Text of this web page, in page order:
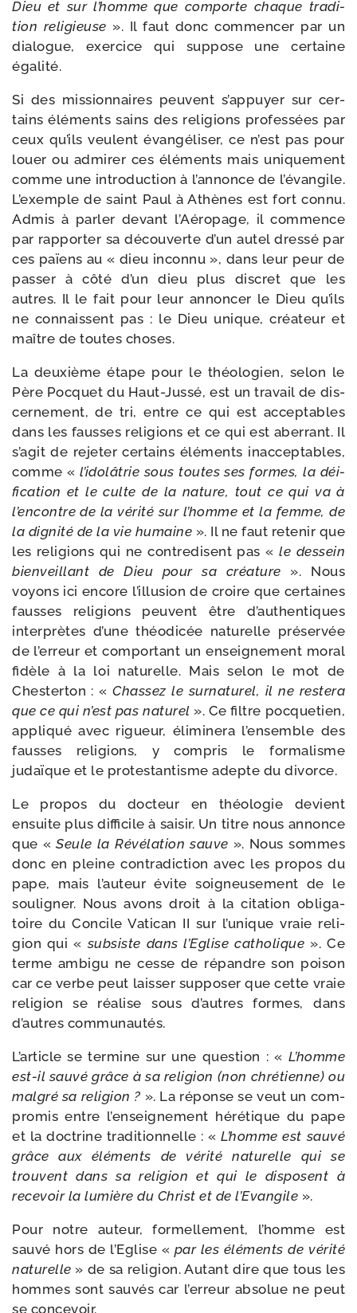
Dieu et sur l’homme que com­porte chaque tra­di­
tion reli­gieuse ». Il faut donc com­men­cer par un
dia­logue, exer­cice qui sup­pose une cer­taine
égalité.
Si des mis­sion­naires peuvent s’appuyer sur cer­
tains élé­ments sains des reli­gions pro­fes­sées par
ceux qu’ils veulent évan­gé­li­ser, ce n’est pas pour
louer ou admi­rer ces élé­ments mais uni­que­ment
comme une intro­duc­tion à l’annonce de l’évangile.
L’exemple de saint Paul à Athènes est fort connu.
Admis à par­ler devant l’Aéropage, il com­mence
par rap­por­ter sa décou­verte d’un autel dres­sé par
ces païens au « dieu incon­nu », dans leur peur de
pas­ser à côté d’un dieu plus dis­cret que les
autres. Il le fait pour leur annon­cer le Dieu qu’ils
ne connaissent pas : le Dieu unique, créa­teur et
maître de toutes choses.
La deuxième étape pour le théo­lo­gien, selon le
Père Pocquet du Haut-​Jussé, est un tra­vail de dis­
cer­ne­ment, de tri, entre ce qui est accep­tables
dans les fausses reli­gions et ce qui est aber­rant. Il
s’agit de reje­ter cer­tains élé­ments inac­cep­tables,
comme « l’idolâtrie sous toutes ses formes, la déi­
fi­ca­tion et le culte de la nature, tout ce qui va à
l’encontre de la véri­té sur l’homme et la femme, de
la digni­té de la vie humaine ». Il ne faut rete­nir que
les reli­gions qui ne contre­disent pas «le des­sein
bien­veillant de Dieu pour sa créa­ture ». Nous
voyons ici encore l’illusion de croire que cer­taines
fausses reli­gions peuvent être d’authentiques
inter­prètes d’une théo­di­cée natu­relle pré­ser­vée
de l’erreur et com­por­tant un ensei­gne­ment moral
fidèle à la loi natu­relle. Mais selon le mot de
Chesterton : «Chassez le sur­na­tu­rel, il ne res­te­ra
que ce qui n’est pas natu­rel ». Ce filtre poc­que­tien,
appli­qué avec rigueur, éli­mi­ne­ra l’ensemble des
fausses reli­gions, y com­pris le for­ma­lisme
judaïque et le pro­tes­tan­tisme adepte du divorce.
Le pro­pos du doc­teur en théo­lo­gie devient
ensuite plus dif­fi­cile à sai­sir. Un titre nous annonce
que «Seule la Révélation sauve ». Nous sommes
donc en pleine contra­dic­tion avec les pro­pos du
pape, mais l’auteur évite soi­gneu­se­ment de le
sou­li­gner. Nous avons droit à la cita­tion obli­ga­
toire du Concile Vatican II sur l’unique vraie reli­
gion qui «sub­siste dans l’Eglise catho­lique ». Ce
terme ambi­gu ne cesse de répandre son poi­son
car ce verbe peut lais­ser sup­po­ser que cette vraie
reli­gion se réa­lise sous d’autres formes, dans
d’autres communautés.
L’article se ter­mine sur une ques­tion : « L’homme
est-​il sau­vé grâce à sa reli­gion (non chré­tienne) ou
mal­gré sa reli­gion ? ». La réponse se veut un com­
pro­mis entre l’enseignement héré­tique du pape
et la doc­trine tra­di­tion­nelle : «L’homme est sau­vé
grâce aux élé­ments de véri­té natu­relle qui se
trouvent dans sa reli­gion et qui le dis­posent à
rece­voir la lumière du Christ et de l’Evangile ».
Pour notre auteur, for­mel­le­ment, l’homme est
sau­vé hors de l’Eglise « par les élé­ments de véri­té
natu­relle » de sa reli­gion. Autant dire que tous les
hommes sont sau­vés car l’erreur abso­lue ne peut
se concevoir.